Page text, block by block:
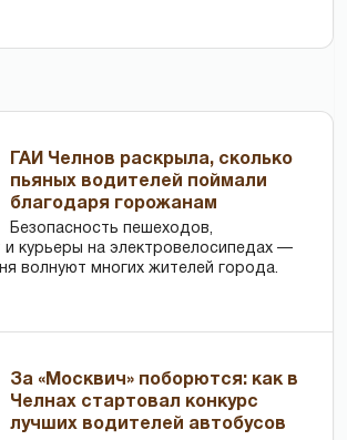
ГАИ Челнов раскрыла, сколько
пьяных водителей поймали
благодаря горожанам
Безопасность пешеходов,
курьеры на электровелосипедах —
волнуют многих жителей города.
За «Москвич» поборются: как в
Челнах стартовал конкурс
лучших водителей автобусов